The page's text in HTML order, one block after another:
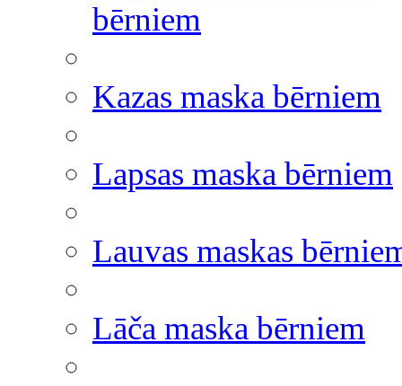
bērniem
Kazas maska bērniem
Lapsas maska bērniem
Lauvas maskas
Lāča maska bērniem